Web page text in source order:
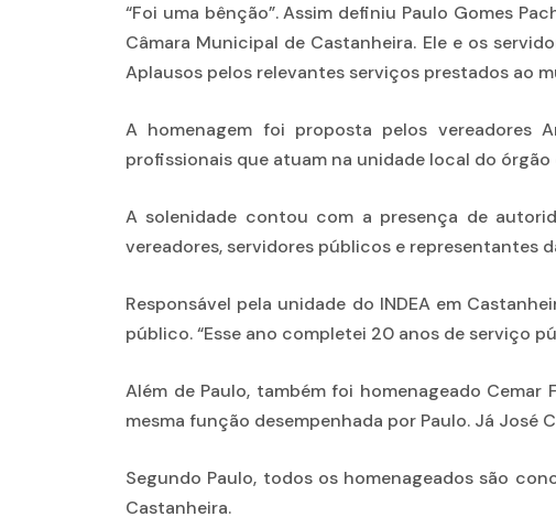
“Foi uma bênção”. Assim definiu Paulo Gomes
Câmara Municipal de Castanheira. Ele e os
Aplausos pelos relevantes serviços prestados ao
A homenagem foi proposta pelos vereadores
profissionais que atuam na unidade local do órgão
A solenidade contou com a presença de
vereadores, servidores públicos e representantes
Responsável pela unidade do INDEA em
público. “Esse ano completei 20 anos de serviço
Além de Paulo, também foi homenageado Cemar
mesma função desempenhada por Paulo. Já José
Segundo Paulo, todos os homenageados são
Castanheira.